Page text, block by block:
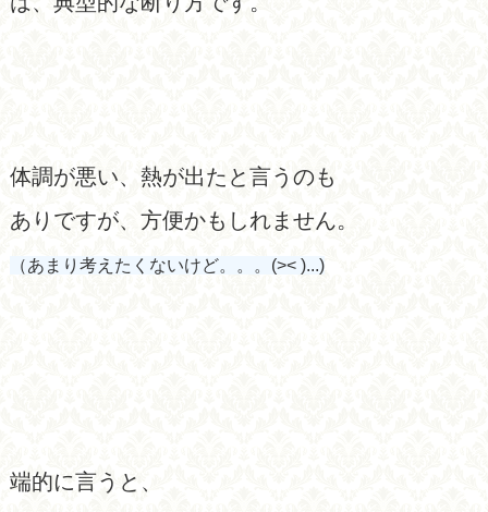
体調が悪い、熱が出たと言うのも
ありですが、方便かもしれません。
（あまり考えたくないけど。。。(>< )...)
端的に言うと、